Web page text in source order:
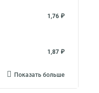
1,76 ₽
1,87 ₽
Показать больше